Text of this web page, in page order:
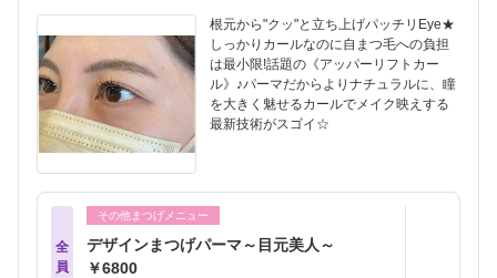
根元から"クッ"と立ち上げパッチリEye★
しっかりカールなのに自まつ毛への負担
は最小限!話題の《アッパーリフトカー
ル》♪パーマだからよりナチュラルに、瞳
を大きく魅せるカールでメイク映えする
最新技術がスゴイ☆
全
員
その他まつげメニュー
デザインまつげパーマ～目元美人～
￥6800